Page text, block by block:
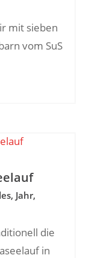
mit sieben
vom SuS
, Jahr,
die
in